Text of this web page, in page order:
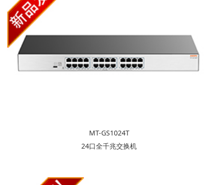
MT-GS1024T
24口全千兆交换机